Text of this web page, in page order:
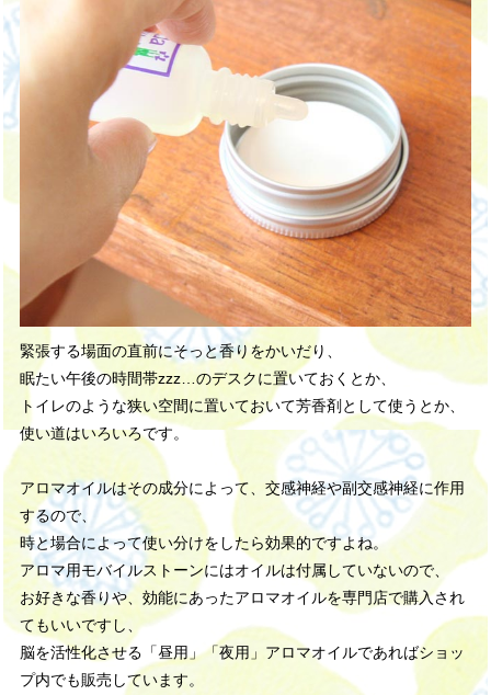
緊張する場面の直前にそっと香りをかいだり、
眠たい午後の時間帯zzz…のデスクに置いておくとか、
トイレのような狭い空間に置いておいて芳香剤として使うとか、
使い道はいろいろです。
アロマオイルはその成分によって、交感神経や副交感神経に作用
するので、
時と場合によって使い分けをしたら効果的ですよね。
アロマ用モバイルストーンにはオイルは付属していないので、
お好きな香りや、効能にあったアロマオイルを専門店で購入され
てもいいですし、
脳を活性化させる「昼用」「夜用」アロマオイルであればショッ
プ内でも販売しています。